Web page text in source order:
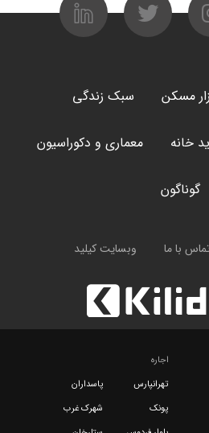
مسکن سبک زندگی
خانه معماری و دکوراسیون
گوناگون
با ما وبسایت کیلید
اجاره
تهرانپارس
پاسداران
پونک
شهرک غرب